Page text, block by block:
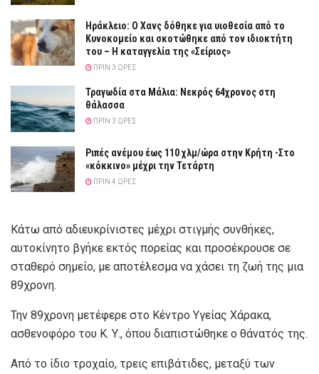
Ηράκλειο: Ο Χανς δόθηκε για υιοθεσία από το
Κυνοκομείο και σκοτώθηκε από τον ιδιοκτήτη
του – Η καταγγελία της «Σείριος»
ΠΡΙΝ 3 ΏΡΕΣ
Τραγωδία στα Μάλια: Νεκρός 64χρονος στη
θάλασσα
ΠΡΙΝ 3 ΏΡΕΣ
Ριπές ανέμου έως 110 χλμ/ώρα στην Κρήτη -Στο
«κόκκινο» μέχρι την Τετάρτη
ΠΡΙΝ 4 ΏΡΕΣ
Κάτω από αδιευκρίνιστες μέχρι στιγμής συνθήκες,
αυτοκίνητο βγήκε εκτός πορείας και προσέκρουσε σε
σταθερό σημείο, με αποτέλεσμα να χάσει τη ζωή της μια
89χρονη.
Την 89χρονη μετέφερε στο Κέντρο Υγείας Χάρακα,
ασθενοφόρο του Κ. Υ., όπου διαπιστώθηκε ο θάνατός της.
Από το ίδιο τροχαίο, τρεις επιβάτιδες, μεταξύ των